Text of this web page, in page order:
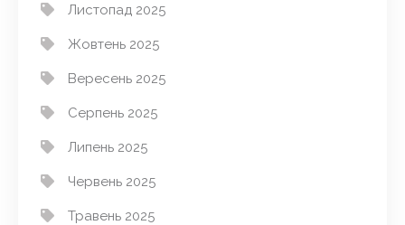
Листопад 2025
Жовтень 2025
Вересень 2025
Серпень 2025
Липень 2025
Червень 2025
Травень 2025